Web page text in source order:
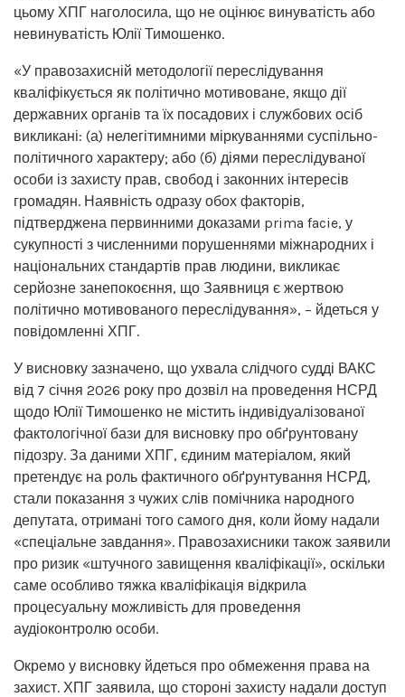
цьому ХПГ наголосила, що не оцінює винуватість або
невинуватість Юлії Тимошенко.
«У правозахисній методології переслідування
кваліфікується як політично мотивоване, якщо дії
державних органів та їх посадових і службових осіб
викликані: (а) нелегітимними міркуваннями суспільно-
політичного характеру; або (б) діями переслідуваної
особи із захисту прав, свобод і законних інтересів
громадян. Наявність одразу обох факторів,
підтверджена первинними доказами prima facie, у
сукупності з численними порушеннями міжнародних і
національних стандартів прав людини, викликає
серйозне занепокоєння, що Заявниця є жертвою
політично мотивованого переслідування», – йдеться у
повідомленні ХПГ.
У висновку зазначено, що ухвала слідчого судді ВАКС
від 7 січня 2026 року про дозвіл на проведення НСРД
щодо Юлії Тимошенко не містить індивідуалізованої
фактологічної бази для висновку про обґрунтовану
підозру. За даними ХПГ, єдиним матеріалом, який
претендує на роль фактичного обґрунтування НСРД,
стали показання з чужих слів помічника народного
депутата, отримані того самого дня, коли йому надали
«спеціальне завдання». Правозахисники також заявили
про ризик «штучного завищення кваліфікації», оскільки
саме особливо тяжка кваліфікація відкрила
процесуальну можливість для проведення
аудіоконтролю особи.
Окремо у висновку йдеться про обмеження права на
захист. ХПГ заявила, що стороні захисту надали доступ